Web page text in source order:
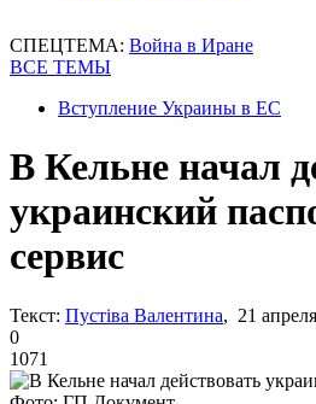
СПЕЦТЕМА: Война в Иране
ВСЕ ТЕМЫ
Вступление Украины в ЕС
В Кельне начал
украинский
сервис
Текст: Пустіва Валентина, 21
0
1071